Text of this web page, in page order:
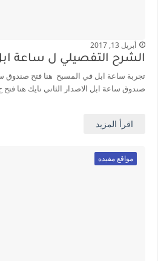
أبريل 13, 2017
الشرح التفصيلي ل ساعة
تجربة ساعة ابل في المسبح هنا فتح صندوق
صندوق ساعة ابل الاصدار الثاني نايك هنا فتح
اقرأ المزيد
مواقع مفيده